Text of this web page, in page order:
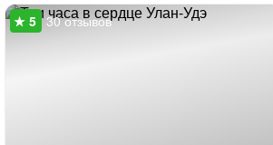
30 отзывов